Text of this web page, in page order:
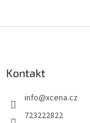
Kontakt
info@xcena.cz
723222822